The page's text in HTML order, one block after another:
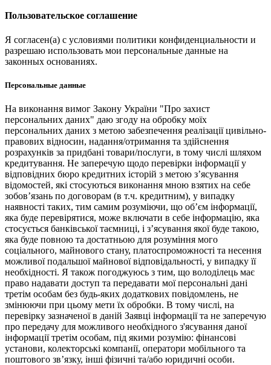
Пользовательское соглашение
Я согласен(а) с условиями политики конфиденциальности и
разрешаю использовать мои персональные данные на
законных основаниях.
Персональные данные
На виконання вимог Закону України "Про захист
персональних даних" даю згоду на обробку моїх
персональних даних з метою забезпечення реалізації цивільно-
правових відносин, надання/отримання та здійснення
розрахунків за придбані товари/послуги, в тому числі шляхом
кредитування. Не заперечую щодо перевірки інформації у
відповідних бюро кредитних історій з метою з’ясування
відомостей, які стосуються виконання мною взятих на себе
зобов’язань по договорам (в т.ч. кредитним), у випадку
наявності таких, тим самим розуміючи, що об’єм інформації,
яка буде перевірятися, може включати в себе інформацію, яка
стосується банківської таємниці, і з’ясування якої буде такою,
яка буде повною та достатньою для розуміння мого
соціального, майнового стану, платоспроможності та несення
можливої подальшої майнової відповідальності, у випадку її
необхідності. Я також погоджуюсь з тим, що володілець має
право надавати доступ та передавати мої персональні дані
третім особам без будь-яких додаткових повідомлень, не
змінюючи при цьому мети їх обробки. В тому числі, на
перевірку зазначеної в даній Заявці інформації та не заперечую
про передачу для можливого необхідного з'ясування даної
інформації третім особам, під якими розумію: фінансові
установи, колекторські компанії, оператори мобільного та
поштового зв’язку, інші фізичні та/або юридичні особи.